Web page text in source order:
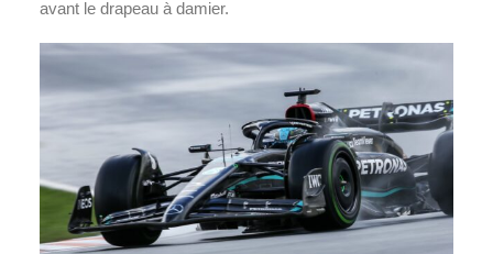
avant le drapeau à damier.